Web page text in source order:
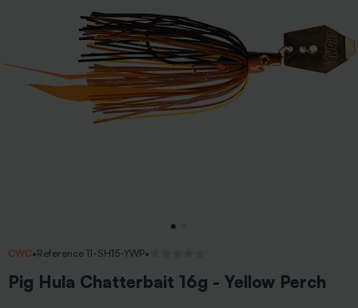
CWC•Reference 11-SH15-YWP•
Pig Hula Chatterbait 16g - Yellow Perch